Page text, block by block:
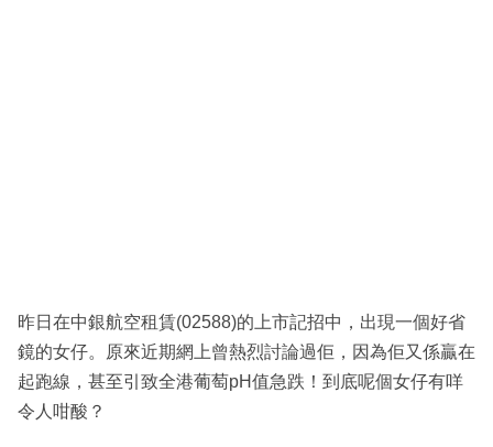
閱
專
區
昨日在中銀航空租賃(02588)的上市記招中，出現一個好省
鏡的女仔。原來近期網上曾熱烈討論過佢，因為佢又係贏在
起跑線，甚至引致全港葡萄pH值急跌！到底呢個女仔有咩
令人咁酸？